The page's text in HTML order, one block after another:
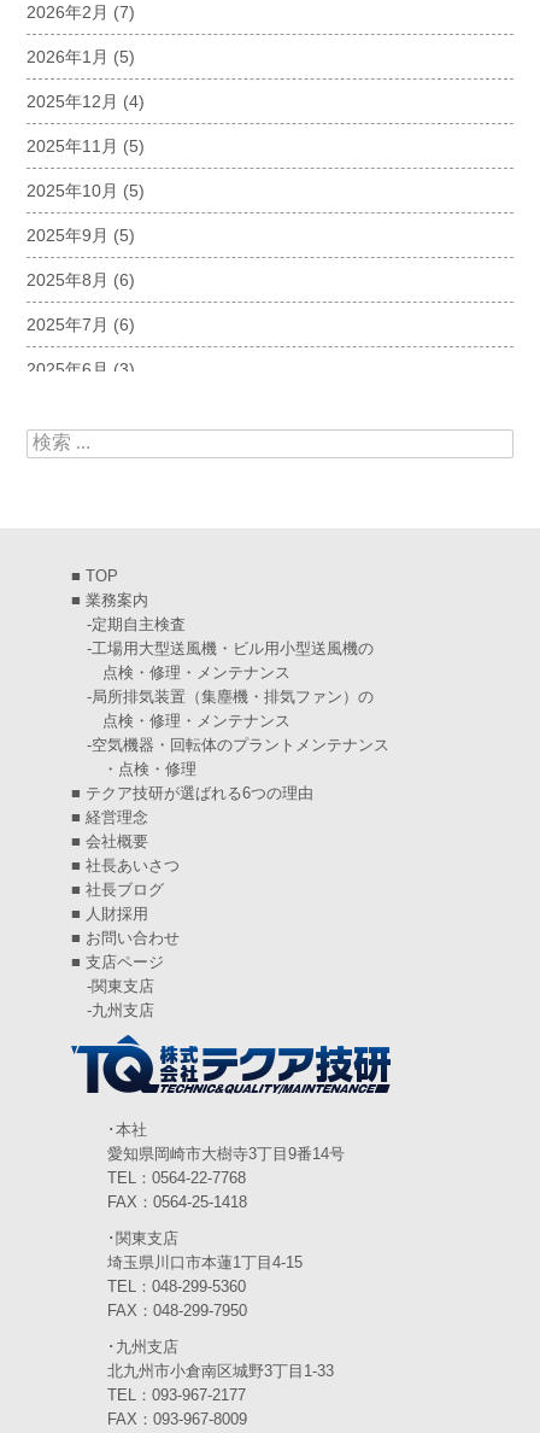
2026年2月 (7)
2026年1月 (5)
2025年12月 (4)
2025年11月 (5)
2025年10月 (5)
2025年9月 (5)
2025年8月 (6)
2025年7月 (6)
2025年6月 (3)
2025年4月(5)
2025年1月(7)
2024年12月(4)
2024年11月(6)
2024年10月(5)
2024年9月(4)
2024年8月(5)
2024年7月(6)
2024年6月 (4)
2024年5月(5)
2024年4月(5)
(6)
2024年2月(4)
(6)
2023年12月(3)
2023年10月(3)
2023年9月(4)
(3)
2023年7月(5)
検索:
■ TOP
■ 業務案内
-定期自主検査
-工場用大型送風機・ビル用小型送風機の
点検・修理・メンテナンス
-局所排気装置（集塵機・排気ファン）の
点検・修理・メンテナンス
-空気機器・回転体のプラントメンテナンス
・点検・修理
■ テクア技研が選ばれる6つの理由
■ 経営理念
■ 会社概要
■ 社長あいさつ
■ 社長ブログ
■ 人財採用
■ お問い合わせ
■ 支店ページ
-関東支店
-九州支店
･本社
愛知県岡崎市大樹寺3丁目9番14号
TEL：0564-22-7768
FAX：0564-25-1418
･関東支店
埼玉県川口市本蓮1丁目4-15
TEL：048-299-5360
FAX：048-299-7950
･九州支店
北九州市小倉南区城野3丁目1-33
TEL：093-967-2177
FAX：093-967-8009